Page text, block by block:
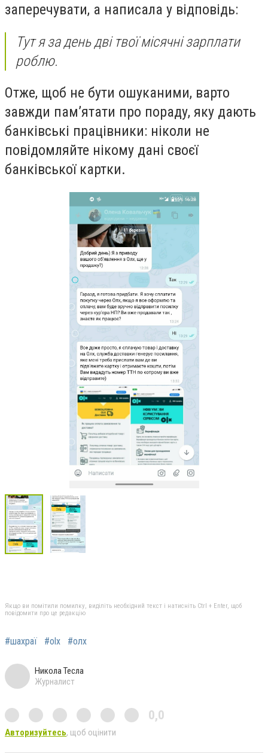
заперечувати, а написала у відповідь:
Тут я за день дві твої місячні зарплати
роблю.
Отже, щоб не бути ошуканими, варто
завжди пам’ятати про пораду, яку дають
банківські працівники: ніколи не
повідомляйте нікому дані своєї
банківської картки.
Якщо ви помітили помилку, виділіть необхідний текст і натисніть Ctrl + Enter, щоб
повідомити про це редакцію
#шахраї #olx #олх
Никола Тесла
Журналист
0,0
Авторизуйтесь, щоб оцінити